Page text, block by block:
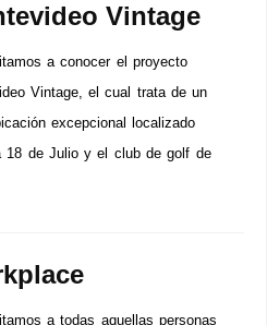
Vintage
a conocer el proyecto
Vintage, el cual trata de un
excepcional localizado
18 de Julio y el club de golf de
a todas aquellas personas